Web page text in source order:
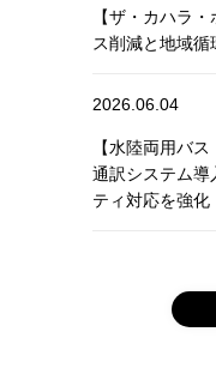
【ザ・カハラ
ス削減と地域
2026.06.04
【水陸両用バ
通訳システム導
ティ対応を強化